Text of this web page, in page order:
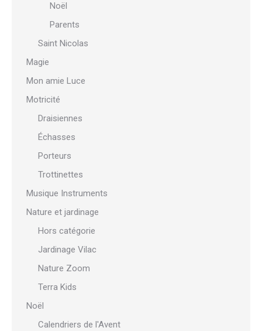
Noël
Parents
Saint Nicolas
Magie
Mon amie Luce
Motricité
Draisiennes
Échasses
Porteurs
Trottinettes
Musique Instruments
Nature et jardinage
Hors catégorie
Jardinage Vilac
Nature Zoom
Terra Kids
Noël
Calendriers de l'Avent